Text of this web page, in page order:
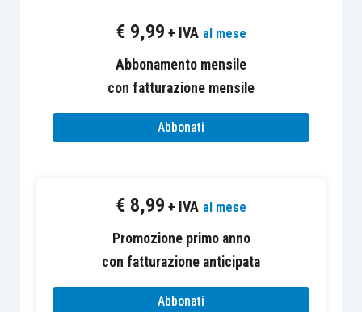
Inoltre viene confermato che:
per i soli iscritti alla gestione
commercianti l’ aliquota del 24,00% deve
essere aumentata dello
definitiva dell’attività commerciale;
l’obbligo del versamento di tale contributo
è stato prorogato fino al 31 dicembre
(artigiani e commercianti) un contributo
€ 9,99 + IVA al mese
Abbonamento mensile
con fatturazione mensile
Abbonati
€ 8,99 + IVA al mese
Promozione primo anno
con fatturazione anticipata
Abbonati